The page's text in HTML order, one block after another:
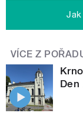
VÍCE Z